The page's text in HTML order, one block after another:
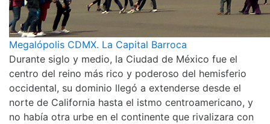
Megalópolis CDMX. La Capital Barroca
Durante siglo y medio, la Ciudad de México fue el
centro del reino más rico y poderoso del hemisferio
occidental, su dominio llegó a extenderse desde el
norte de California hasta el istmo centroamericano, y
no había otra urbe en el continente que rivalizara con